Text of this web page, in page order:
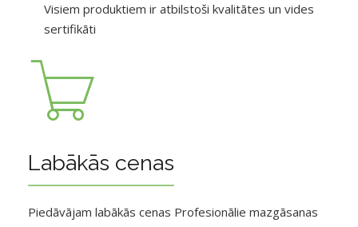
Visiem produktiem ir atbilstoši kvalitātes un vides
sertifikāti
Labākās cenas
Piedāvājam labākās cenas Profesionālie mazgāsanas